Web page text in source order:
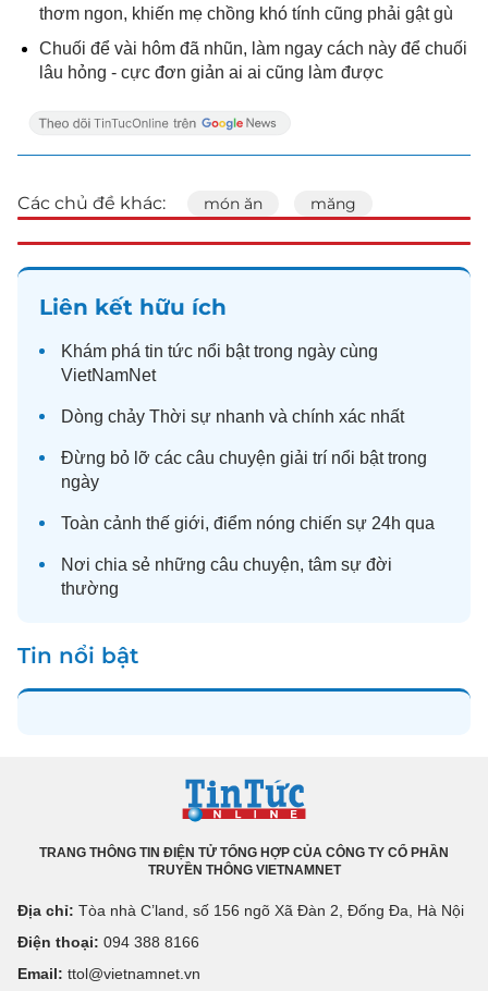
thơm ngon, khiến mẹ chồng khó tính cũng phải gật gù
Chuối để vài hôm đã nhũn, làm ngay cách này để chuối
lâu hỏng - cực đơn giản ai ai cũng làm được
Các chủ đề khác: món ăn măng
Liên kết hữu ích
Khám phá tin tức nổi bật trong ngày cùng
VietNamNet
Dòng chảy Thời sự nhanh và chính xác nhất
Đừng bỏ lỡ các câu chuyện giải trí nổi bật trong
ngày
Toàn cảnh thế giới, điểm nóng chiến sự 24h qua
Nơi chia sẻ những câu chuyện, tâm sự đời
thường
Tin nổi bật
TRANG THÔNG TIN ĐIỆN TỬ TỔNG HỢP CỦA CÔNG TY CỔ PHẦN
TRUYỀN THÔNG VIETNAMNET
Địa chỉ: Tòa nhà C’land, số 156 ngõ Xã Đàn 2, Đống Đa, Hà Nội
Điện thoại: 094 388 8166
Email: ttol@vietnamnet.vn